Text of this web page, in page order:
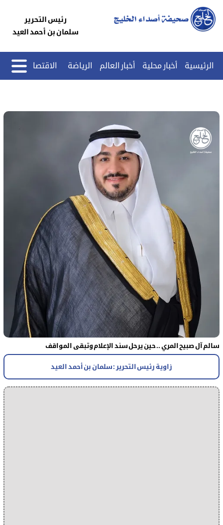
رئيس التحرير
سلمان بن أحمد العيد
الرئيسية أخبار محلية أخبار العالم الرياضة الاقتصاد
سالم آل صبيح المري .. حين يرحل سند الإعلام وتبقى المواقف
زاوية رئيس التحرير : سلمان بن أحمد العيد